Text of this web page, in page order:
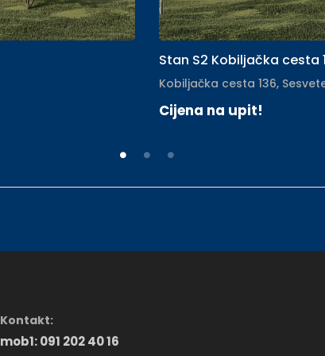
Stan S2 Kobiljačka cesta
Kobiljačka cesta 136,
Cijena na upit!
Kontakt:
mob1: 091 202 40 16